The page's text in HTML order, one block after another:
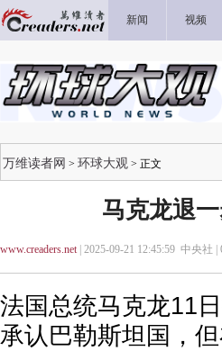
新闻 视频
万维读者网 > 环球大观 > 正文
马克龙退
www.creaders.net| 2025-09-21 12:45:59 中央社 |
法国总统马克龙11
承认巴勒斯坦国，